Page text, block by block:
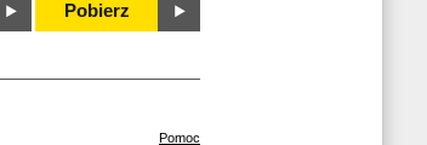
Pobierz
Pomoc